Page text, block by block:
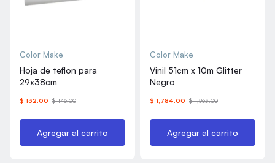
Color Make
Hoja de teflon para
29x38cm
$ 132.00 $ 146.00
Agregar al carrito
Color Make
Vinil 51cm x 10m Glitter
Negro
$ 1,784.00 $ 1,963.00
Agregar al carrito